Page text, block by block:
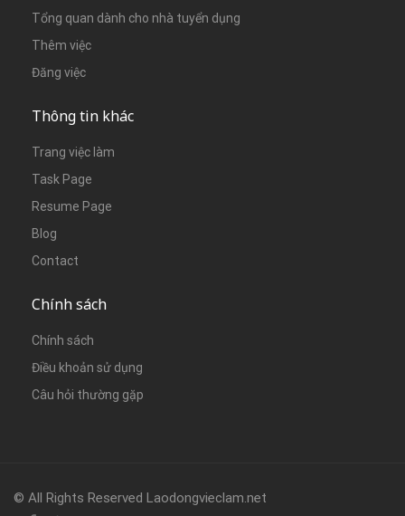
Tổng quan dành cho nhà tuyển dụng
Thêm việc
Đăng việc
Thông tin khác
Trang việc làm
Task Page
Resume Page
Blog
Contact
Chính sách
Chính sách
Điều khoản sử dụng
Câu hỏi thường gặp
© All Rights Reserved Laodongvieclam.net